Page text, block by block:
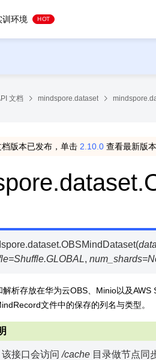
训环境 HOT
文档 mindspore.dataset
版本已发布，单击 2.10.0 查看最新版
OBSMindDataset(
=Shuffle.GLOBAL,num_shards=
解析存放在华为云OBS、Minio以及
文件中的保存的列名与类型。
该接口会访问/cache 目录做节点同